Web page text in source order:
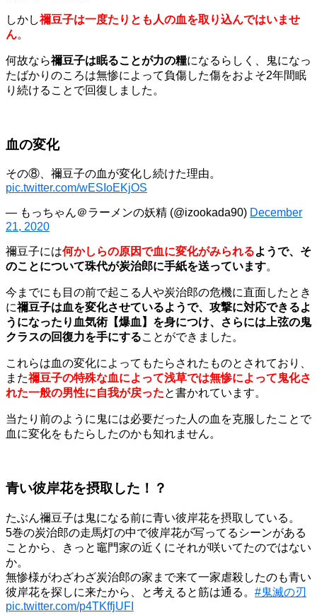
しかし禰豆子は一度たりとも人の血を取り込んではいませ
ん。
何故なら禰豆子は眠ることが力の糧になるらしく、鬼になっ
たばかりのころは無惨によって負傷した傷をおよそ2年間眠
り続けることで回復しました。
血の変化
その⑧、禰豆子の血が変化し続けた理由。
pic.twitter.com/wESIoEKjOS
— もっちゃん＠ラーメンの妖精 (@izookada90) December
21, 2020
禰豆子には何かしらの原因で血に変化がみられるようで、そ
のことについて珠代が炭治郎に手紙を送っています。
今までにも目の前で起こる人や炭治郎の危機に直面したとき
に禰豆子は血を変化させているようで、攻撃に対応できるよ
うになったり血気術【爆血】を身につけ、さらには上弦の鬼
クラスの回復力を手にすることができました。
これらは血の変化によってもたらされたものとされており、
また禰豆子の特殊な血によって浅草では無惨によって鬼化さ
れた一般の男性に自我が戻ったと書かれています。
当たり前のように鬼には必要だった人の血を克服したことで
血に変化をもたらしたのかも知れません。
青い彼岸花を摂取した！？
たぶん禰豆子は鬼になる前に青い彼岸花を摂取している。
5巻の炭治郎の走馬灯の中で彼岸花が写ってるシーンがある
ことから、きっと竈門家の近くにそれが咲いてたのではない
か。
無惨様がわざわざ炭治郎の家まで来て一家虐殺したのも青い
彼岸花を探しに来たから、と考えると筋は通る。 #鬼滅の刃
pic.twitter.com/p4TKffjUFI